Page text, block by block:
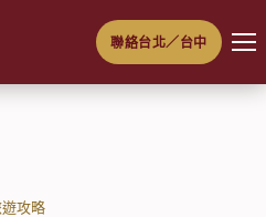
聯絡台北／台中
攻略